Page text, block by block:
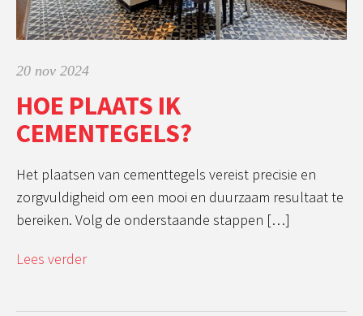
20 nov 2024
HOE PLAATS IK
CEMENTEGELS?
Het plaatsen van cementtegels vereist precisie en
zorgvuldigheid om een mooi en duurzaam resultaat te
bereiken. Volg de onderstaande stappen […]
Lees verder